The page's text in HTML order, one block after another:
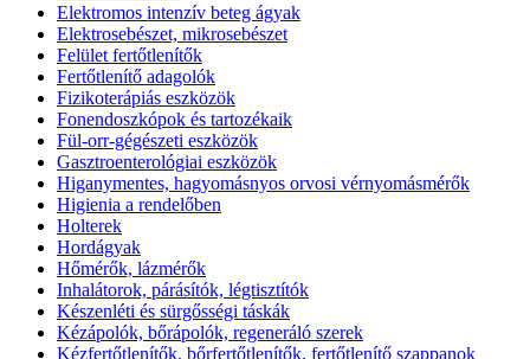
Elektromos intenzív beteg ágyak
Elektrosebészet, mikrosebészet
Felület fertőtlenítők
Fertőtlenítő adagolók
Fizikoterápiás eszközök
Fonendoszkópok és tartozékaik
Fül-orr-gégészeti eszközök
Gasztroenterológiai eszközök
Higanymentes, hagyomásnyos orvosi vérnyomásmérők
Higienia a rendelőben
Holterek
Hordágyak
Hőmérők, lázmérők
Inhalátorok, párásítók, légtisztítók
Készenléti és sürgősségi táskák
Kézápolók, bőrápolók, regeneráló szerek
Kézfertőtlenítők, bőrfertőtlenítők, fertőtlenítő szappanok